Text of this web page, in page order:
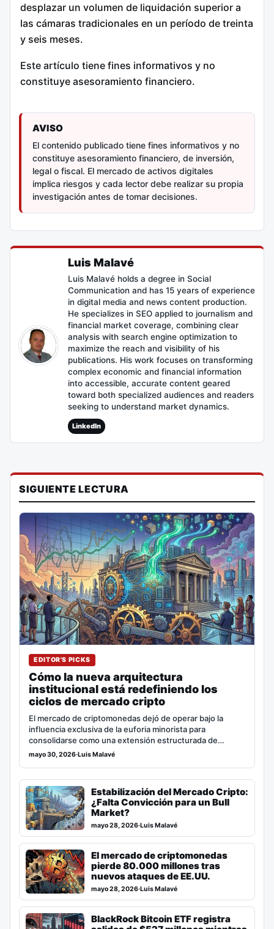
desplazar un volumen de liquidación superior a
las cámaras tradicionales en un período de treinta
y seis meses.
Este artículo tiene fines informativos y no
constituye asesoramiento financiero.
AVISO
El contenido publicado tiene fines informativos y no
constituye asesoramiento financiero, de inversión,
legal o fiscal. El mercado de activos digitales
implica riesgos y cada lector debe realizar su propia
investigación antes de tomar decisiones.
Luis Malavé
Luis Malavé holds a degree in Social
Communication and has 15 years of experience
in digital media and news content production.
He specializes in SEO applied to journalism and
financial market coverage, combining clear
analysis with search engine optimization to
maximize the reach and visibility of his
publications. His work focuses on transforming
complex economic and financial information
into accessible, accurate content geared
toward both specialized audiences and readers
seeking to understand market dynamics.
LinkedIn
SIGUIENTE LECTURA
EDITOR'S PICKS
Cómo la nueva arquitectura
institucional está redefiniendo los
ciclos de mercado cripto
El mercado de criptomonedas dejó de operar bajo la
influencia exclusiva de la euforia minorista para
consolidarse como una extensión estructurada de…
mayo 30, 2026·Luis Malavé
Estabilización del Mercado Cripto:
¿Falta Convicción para un Bull
Market?
mayo 28, 2026·Luis Malavé
El mercado de criptomonedas
pierde 80.000 millones tras
nuevos ataques de EE.UU.
mayo 28, 2026·Luis Malavé
BlackRock Bitcoin ETF registra